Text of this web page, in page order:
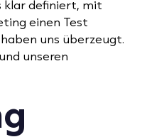
klar definiert, mit
einen Test
uns überzeugt.
unseren